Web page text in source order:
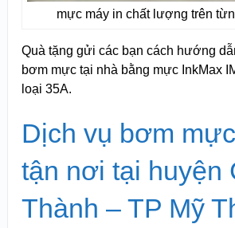
mực máy in chất lượng trên
Quà tặng gửi các bạn cách hướng
bơm mực tại nhà bằng mực InkMax
loại 35A.
Dịch vụ bơm
tận nơi tại huyện
Thành – TP Mỹ